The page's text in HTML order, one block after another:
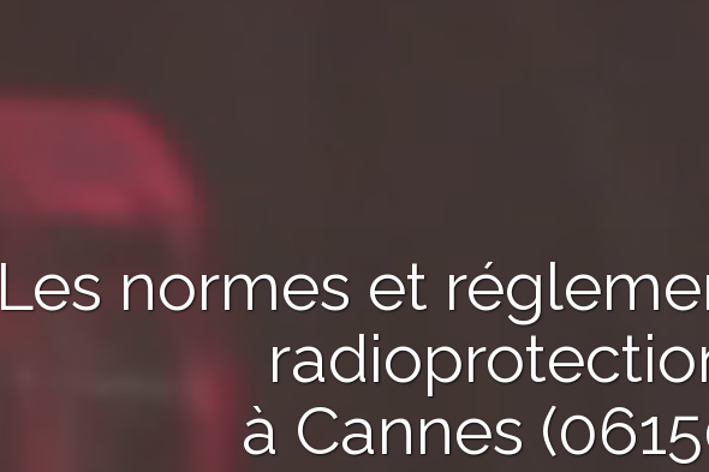
Les normes et
à Cannes